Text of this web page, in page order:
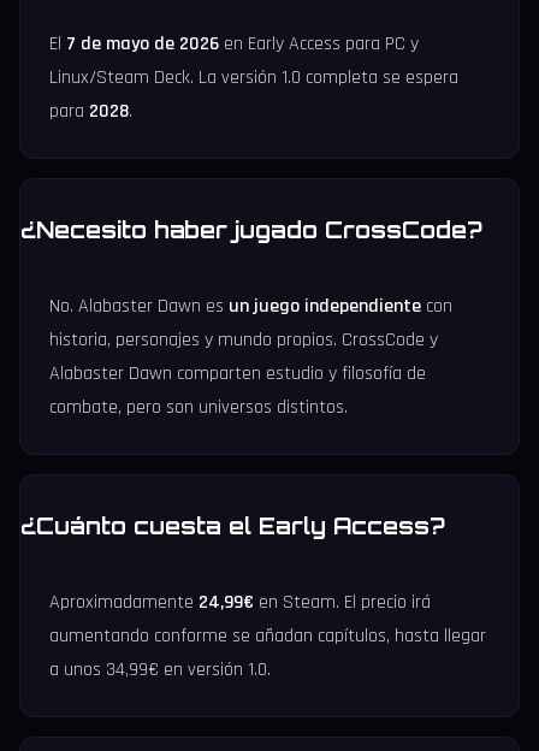
El 7 de mayo de 2026 en Early Access para PC y
Linux/Steam Deck. La versión 1.0 completa se espera
para 2028.
¿Necesito haber jugado CrossCode?
No. Alabaster Dawn es un juego independiente con
historia, personajes y mundo propios. CrossCode y
Alabaster Dawn comparten estudio y filosofía de
combate, pero son universos distintos.
¿Cuánto cuesta el Early Access?
Aproximadamente 24,99€ en Steam. El precio irá
aumentando conforme se añadan capítulos, hasta llegar
a unos 34,99€ en versión 1.0.